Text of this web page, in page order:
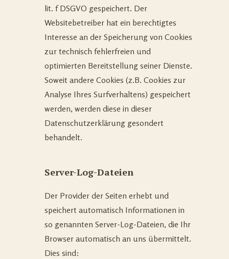
lit. f DSGVO gespeichert. Der
Websitebetreiber hat ein berechtigtes
Interesse an der Speicherung von Cookies
zur technisch fehlerfreien und
optimierten Bereitstellung seiner Dienste.
Soweit andere Cookies (z.B. Cookies zur
Analyse Ihres Surfverhaltens) gespeichert
werden, werden diese in dieser
Datenschutzerklärung gesondert
behandelt.
Server-Log-Dateien
Der Provider der Seiten erhebt und
speichert automatisch Informationen in
so genannten Server-Log-Dateien, die Ihr
Browser automatisch an uns übermittelt.
Dies sind: